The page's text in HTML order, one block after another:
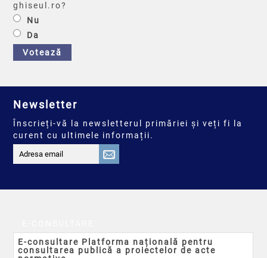
ghiseul.ro?
Nu
Da
Votează
Newsletter
Înscrieți-vă la newsletterul primăriei și veți fi la
curent cu ultimele informații.
E-consultare Platforma națională pentru
consultarea publică a proiectelor de acte